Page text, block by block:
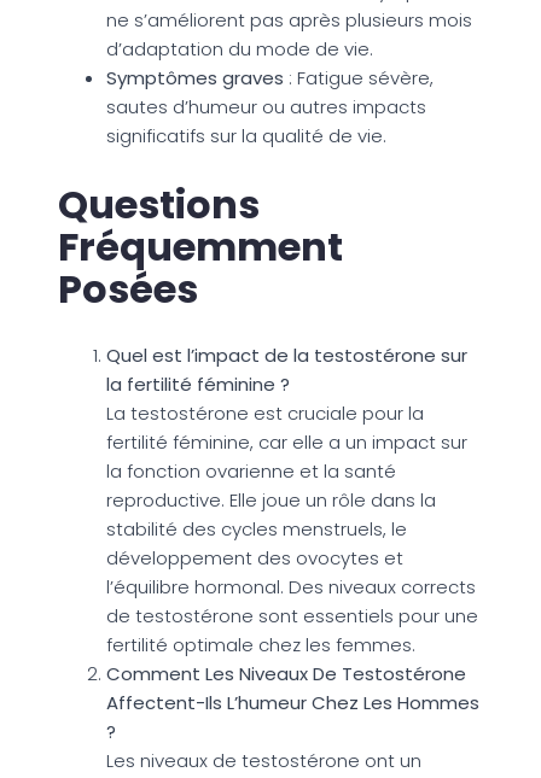
ne s’améliorent pas après plusieurs mois
d’adaptation du mode de vie.
Symptômes graves : Fatigue sévère,
sautes d’humeur ou autres impacts
significatifs sur la qualité de vie.
Questions
Fréquemment
Posées
Quel est l’impact de la testostérone sur
la fertilité féminine ?
La testostérone est cruciale pour la
fertilité féminine, car elle a un impact sur
la fonction ovarienne et la santé
reproductive. Elle joue un rôle dans la
stabilité des cycles menstruels, le
développement des ovocytes et
l’équilibre hormonal. Des niveaux corrects
de testostérone sont essentiels pour une
fertilité optimale chez les femmes.
Comment Les Niveaux De Testostérone
Affectent-Ils L’humeur Chez Les Hommes
?
Les niveaux de testostérone ont un